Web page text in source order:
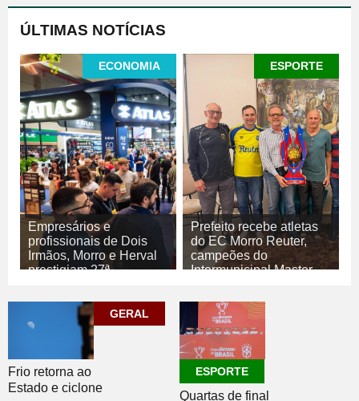
ÚLTIMAS NOTÍCIAS
ECONOMIA
Empresários e
profissionais de Dois
Irmãos, Morro e Herval
prestigiam 27ª
07/08/2026
ECONOMIA
ESPORTE
Prefeito recebe atletas
do EC Morro Reuter,
campeões do
Intermunicipal Master
07/08/2026
ESPORTE
GERAL
Frio retorna ao
Estado e ciclone
ESPORTE
Quartas de final